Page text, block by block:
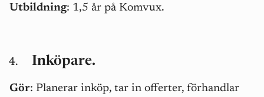
Utbildning: 1,5 år på Komvux.
Inköpare.
Gör: Planerar inköp, tar in offerter, förhandlar